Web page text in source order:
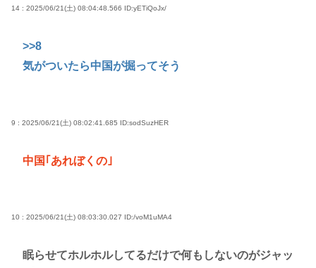
14 : 2025/06/21(土) 08:04:48.566 ID:yETiQoJx/
>>8
気がついたら中国が掘ってそう
9 : 2025/06/21(土) 08:02:41.685 ID:sodSuzHER
中国｢あれぼくの｣
10 : 2025/06/21(土) 08:03:30.027 ID:/voM1uMA4
眠らせてホルホルしてるだけで何もしないのがジャッ